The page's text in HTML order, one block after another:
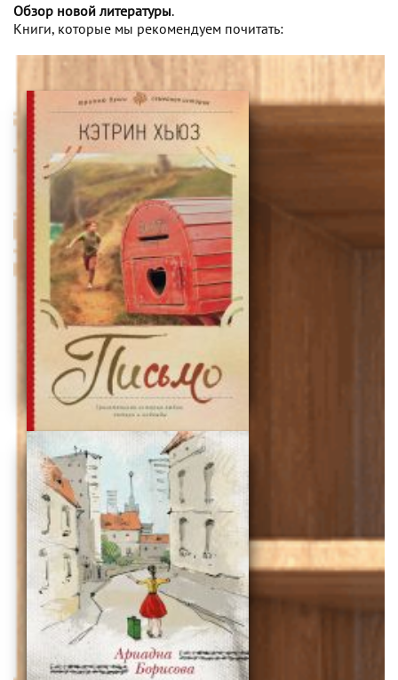
Обзор новой литературы.
Книги, которые мы рекомендуем почитать: